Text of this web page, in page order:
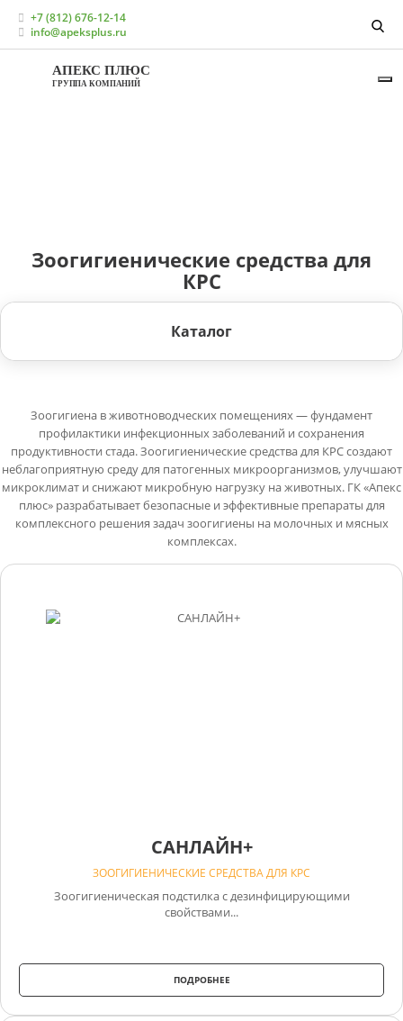
+7 (812) 676-12-14
info@apeksplus.ru
АПЕКС ПЛЮС
ГРУППА КОМПАНИЙ
Кормовые добавки для КРС (молочное направление)
Зоогигиенические средства для КРС
Зоогигиенические средства для
КРС
Каталог
Зоогигиена в животноводческих помещениях — фундамент
профилактики инфекционных заболеваний и сохранения
продуктивности стада. Зоогигиенические средства для КРС создают
неблагоприятную среду для патогенных микроорганизмов, улучшают
микроклимат и снижают микробную нагрузку на животных. ГК «Апекс
плюс» разрабатывает безопасные и эффективные препараты для
комплексного решения задач зоогигиены на молочных и мясных
комплексах.
САНЛАЙН+
ЗООГИГИЕНИЧЕСКИЕ СРЕДСТВА ДЛЯ КРС
Зоогигиеническая подстилка с дезинфицирующими
свойствами...
ПОДРОБНЕЕ